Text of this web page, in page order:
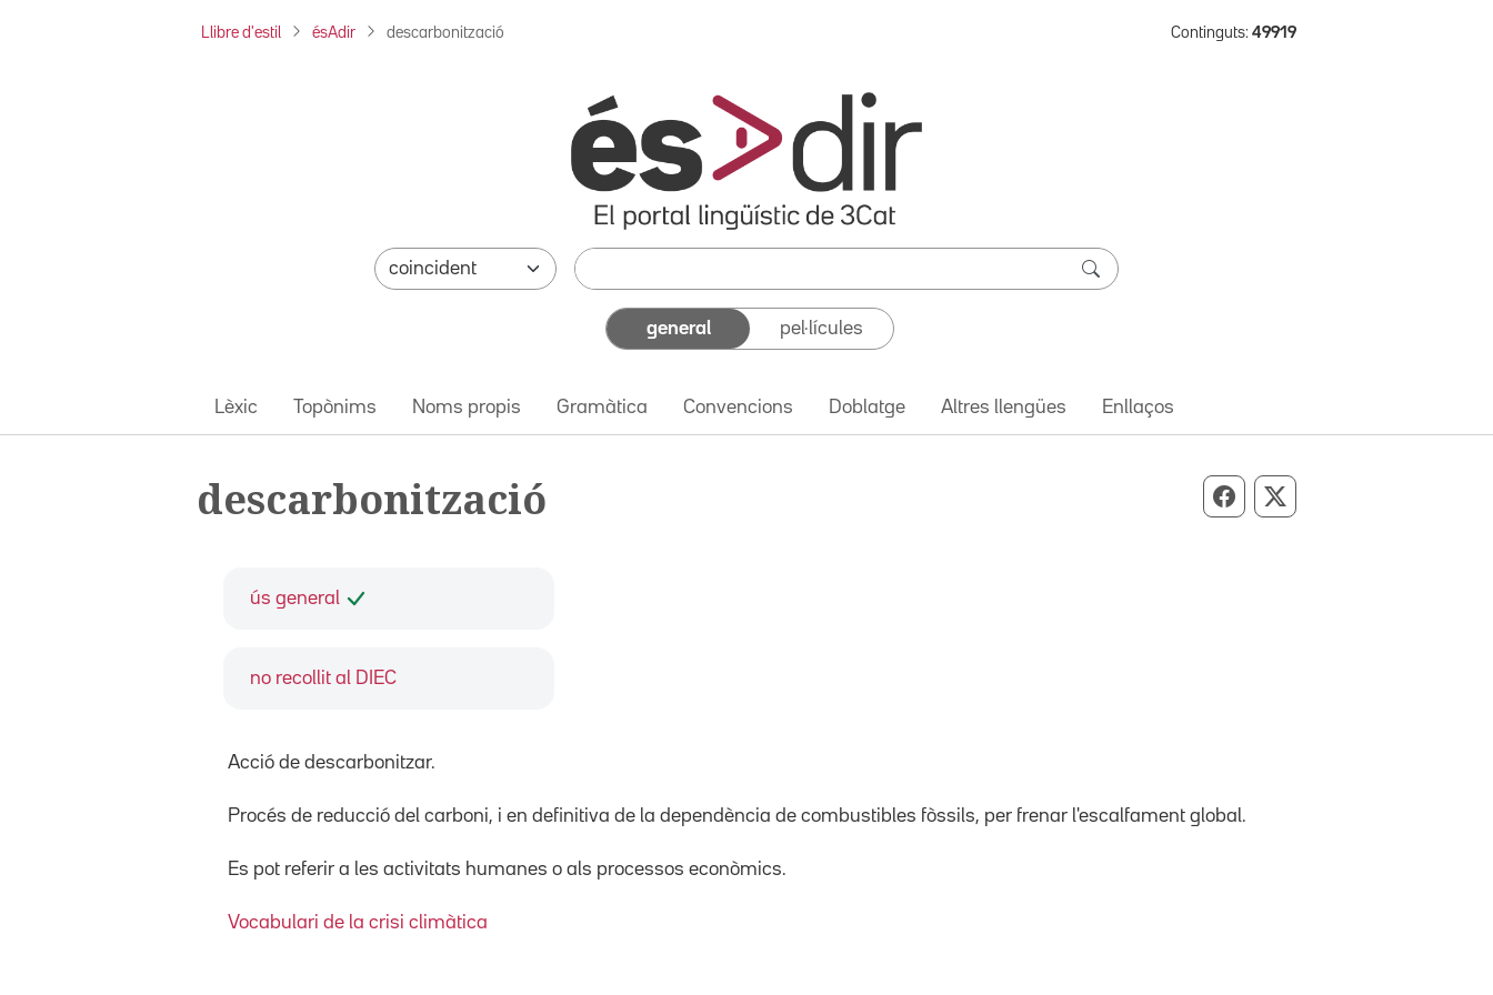
Llibre d'estil ésAdir descarbonització Continguts: 49919
general pel·lícules
Lèxic Topònims Noms propis Gramàtica Convencions Doblatge Altres llengües Enllaços
descarbonització Compartir per Facebook
Compartir per X
ús general
no recollit al DIEC
Acció de descarbonitzar.
Procés de reducció del carboni, i en definitiva de la dependència de combustibles fòssils, per frenar l'escalfament global.
Es pot referir a les activitats humanes o als processos econòmics.
Vocabulari de la crisi climàtica